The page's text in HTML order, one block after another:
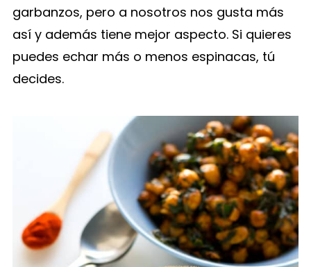
garbanzos, pero a nosotros nos gusta más
así y además tiene mejor aspecto. Si quieres
puedes echar más o menos espinacas, tú
decides.